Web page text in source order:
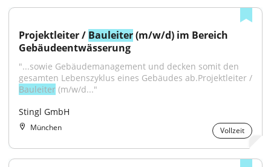
Projektleiter / Bauleiter (m/w/d) im Bereich
Gebäudeentwässerung
"...sowie Gebäudemanagement und decken somit den
Bauleiter (m/w/d..."
Stingl GmbH
München Vollzeit